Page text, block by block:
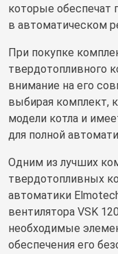
которые обеспечат
в автоматическом
При покупке
твердотопливного
внимание на его
выбирая комплект,
модели котла и
для полной
Одним из лучших
твердотопливных
автоматики
вентилятора VSK
необходимые
обеспечения его